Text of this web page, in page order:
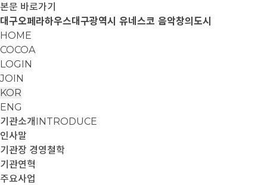
본문 바로가기
대구오페라하우스대구광역시 유네스코 음악창의도시
HOME
COCOA
LOGIN
JOIN
KOR
ENG
기관소개 INTRODUCE
인사말
기관장 경영철학
기관연혁
주요사업